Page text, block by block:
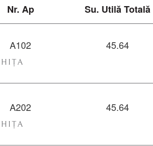
Nr. Ap Su. Utilă Totală
A102 45.64
A202 45.64